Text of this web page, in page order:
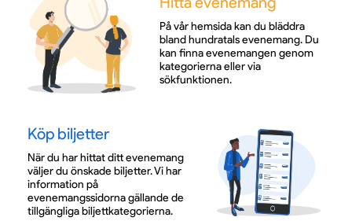
samtal fyllt av minnen, reflektioner och oväntade
vändningar.
En ung röst möter två ikoner
I logen dyker även den unga produktionsassistenten
Rasmus upp, spelad av Nonni Ardal, som hyllats för
sin träffsäkra scennärvaro. Hans oförställda och
ovetande sätt att förhålla sig till Marie och Kristers
tunga status blir upptakten till en rad komiska
På vår hemsida kan du bläddra
bland hundratals evenemang. Du
kan finna evenemangen genom
kategorierna eller via
sökfunktionen.
Köp biljetter
När du har hittat ditt evenemang
väljer du önskade biljetter. Vi har
information på
evenemangssidorna gällande de
tillgängliga biljettkategorierna.